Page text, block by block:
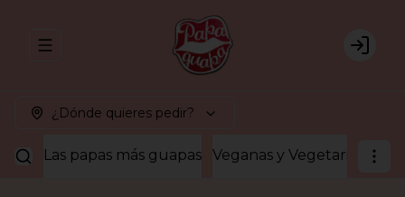
Abrir menu de navegación Login
¿Dónde quieres pedir?
Las papas más guapas Veganas y Vegetarianas